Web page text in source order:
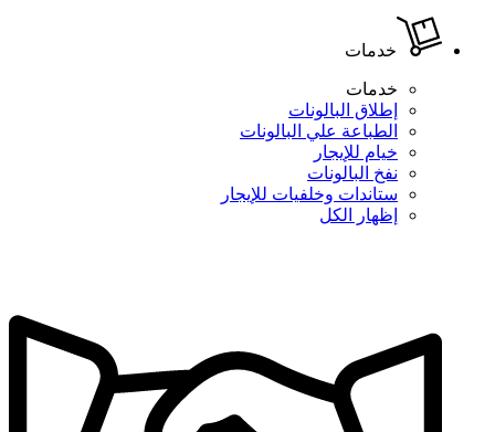
خدمات
خدمات
إطلاق البالونات
الطباعة علي البالونات
خيام للإيجار
نفخ البالونات
ستاندات وخلفيات للإيجار
إظهار الكل